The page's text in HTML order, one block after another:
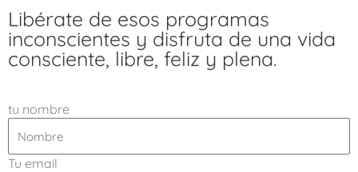
Libérate de esos programas
inconscientes y disfruta de una vida
consciente, libre, feliz y plena.
tu nombre
Tu email